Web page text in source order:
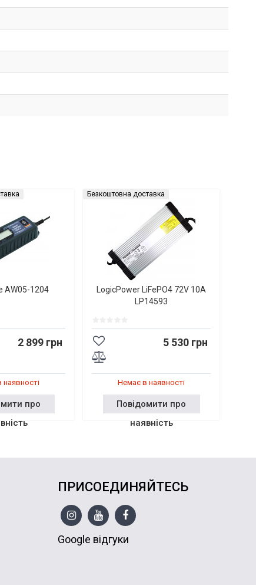
AW05-1204
2 899 грн
про
Безкоштовна доставка
LogicPower LiFePO4 72V 10A
LP14593
5 530 грн
Немає в наявності
Повідомити про
наявність
ПРИСОЕДИНЯЙТЕСЬ
Google відгуки